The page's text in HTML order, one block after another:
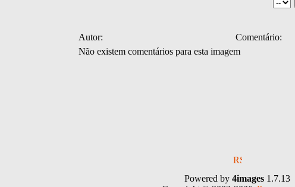
Autor:
Comentário:
Não existem comentários para esta imagem
Powered by 4images 1.7.13